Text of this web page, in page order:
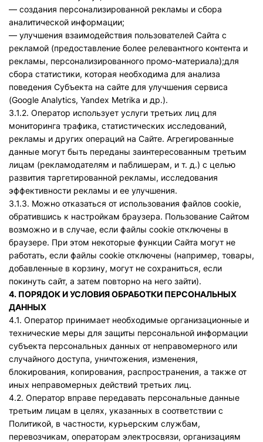
— создания персонализированной рекламы и сбора
аналитической информации;
— улучшения взаимодействия пользователей Сайта с
рекламой (предоставление более релевантного контента и
рекламы, персонализированного промо-материала);для
сбора статистики, которая необходима для анализа
поведения Субъекта на сайте для улучшения сервиса
(Google Analytics, Yandex Metrika и др.).
3.1.2. Оператор использует услуги третьих лиц для
мониторинга трафика, статистических исследований,
рекламы и других операций на Сайте. Агрегированные
данные могут быть переданы заинтересованным третьим
лицам (рекламодателям и паблишерам, и т. д.) с целью
развития таргетированной рекламы, исследования
эффективности рекламы и ее улучшения.
3.1.3. Можно отказаться от использования файлов cookie,
обратившись к настройкам браузера. Пользование Сайтом
возможно и в случае, если файлы cookie отключены в
браузере. При этом некоторые функции Сайта могут не
работать, если файлы cookie отключены (например, товары,
добавленные в корзину, могут не сохраниться, если
покинуть сайт, а затем повторно на него зайти).
4. ПОРЯДОК И УСЛОВИЯ ОБРАБОТКИ ПЕРСОНАЛЬНЫХ
ДАННЫХ
4.1. Оператор принимает необходимые организационные и
технические меры для защиты персональной информации
субъекта персональных данных от неправомерного или
случайного доступа, уничтожения, изменения,
блокирования, копирования, распространения, а также от
иных неправомерных действий третьих лиц.
4.2. Оператор вправе передавать персональные данные
третьим лицам в целях, указанных в соответствии с
Политикой, в частности, курьерским службам,
перевозчикам, операторам электросвязи, организациям